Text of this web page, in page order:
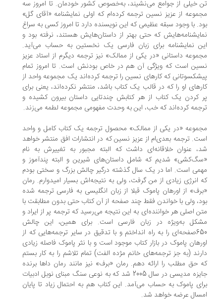
خیلی از جوامع می‌نشیند، به‌خصوص کشور خودمان. تا امروز سه
از عزیز نسین ترجمه کرده‌ام که اولی نمایشنامه «آقای گل»
با وجود سبقه عظیمی که این نویسنده دارد تا امروز کسی به سراغ
که حتی بهتر از داستان‌هایش هستند، نرفته بود و
نمایشنامه برای زبان فارسی یک نخستین به‌ حساب می‌آید.
داستانی «در یکی از ممالک» نیز ترجمه دیگرم از استاد عزیز
است که ویژگی آن هم در خاص بودنش است. تا امروز تمام
که کارهای نسین را ترجمه کرده‌اند یک مجموعه واحد از
او را که در قالب یک کتاب باشد، منتشر نکرده‌اند، یعنی برای
کردن یک کتاب از هر کتابش چندتایی داستان بیرون کشیده و
کرده‌اند که خب، این به وحدت مفهومی مجموعه لطمه می‌زند.
«در یکی از ممالک» محصول ترجمه یک کتاب کامل و واحد
ترجمه بعدی‌ام از عزیز نسین که در انتشارات افق منتشر خواهد
عنوان خلاقانه‌ای داشت که البته مجبور به تغییرش به نام
شدیم که شامل داستان‌های شیرین و البته پندآموز و
است. اما در یک سال گذشته درگیر چالش بزرگ و سختی بودم
انرژی زیادی از من گرفت، ولی به نتیجه‌اش بسیار امیدوارم. رمان
از اورهان پاموک قبلا از زبان انگلیسی به فارسی ترجمه شده
ولی با خواندن فقط چند صفحه از آن کتاب حتی بدون مطابقت با
اصلی هر خواننده‌ای به این نتیجه می‌رسید که ترجمه پر از ایراد و
به‌ویژه در زبان فارسی است. برای همین، این چالش
650صفحه‌ای را به راه انداختم و با تدقیق در سایر ترجمه‌هایی که از
پاموک در بازار کتاب موجود است و با نثر پاموک فاصله زیادی
(به جز ترجمه‌های خانم مژده الفت) تمام تلاشم را به ‌کار بستم
حق مطلب را ارائه دهم. رمان «برف» نیز مانند رمان داها برنده
جایزه مدیسی در سال 2005 شد که به نوعی سنگ مبنای نوبل ادبیات
پاموک به ‌حساب می‌‌آمد. این کتاب هم به‌ احتمال زیاد تا پایان
عرضه خواهد شد.